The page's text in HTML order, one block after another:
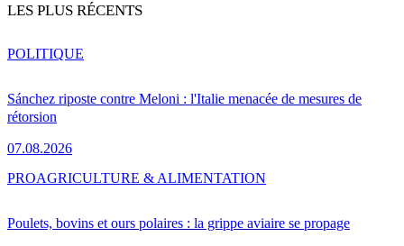
LES PLUS RÉCENTS
Sánchez riposte contre Meloni : l'Italie menacée de mesures de
rétorsion
07.08.2026
POLITIQUE
Poulets, bovins et ours polaires : la grippe aviaire se propage
PROAGRICULTURE & ALIMENTATION